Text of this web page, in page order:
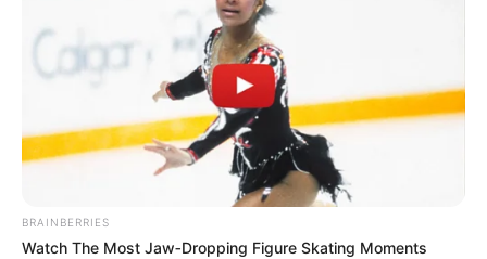
BRAINBERRIES
Watch The Most Jaw‑Dropping Figure Skating Moments